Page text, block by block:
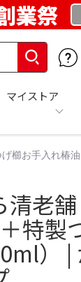
業祭
マイストア
お手入れ椿
清老
特製
） |